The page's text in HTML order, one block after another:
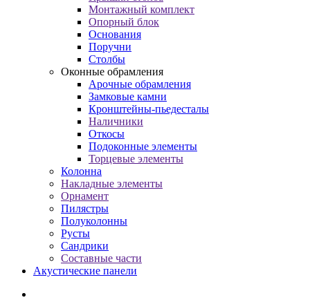
Монтажный комплект
Опорный блок
Основания
Поручни
Столбы
Оконные обрамления
Арочные обрамления
Замковые камни
Кронштейны-пьедесталы
Наличники
Откосы
Подоконные элементы
Торцевые элементы
Колонна
Накладные элементы
Орнамент
Пилястры
Полуколонны
Русты
Сандрики
Составные части
Акустические панели